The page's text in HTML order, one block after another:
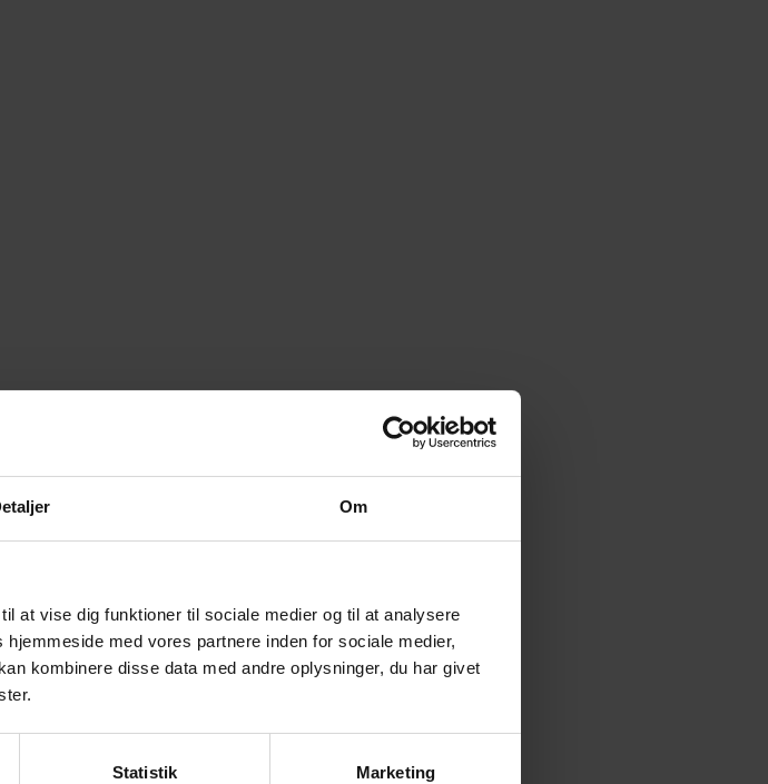
Om
at vise dig funktioner til sociale medier og til at analysere
med vores partnere inden for sociale medier,
kombinere disse data med andre oplysninger, du har givet
Statistik Marketing